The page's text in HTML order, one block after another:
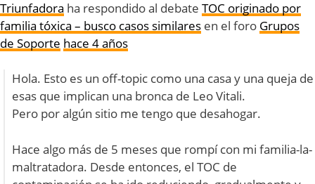
Triunfadora ha respondido al debate TOC originado por
familia tóxica – busco casos similares en el foro Grupos
de Soporte hace 4 años
Hola. Esto es un off-topic como una casa y una queja de
esas que implican una bronca de Leo Vitali.
Pero por algún sitio me tengo que desahogar.
Hace algo más de 5 meses que rompí con mi familia-la-
maltratadora. Desde entonces, el TOC de